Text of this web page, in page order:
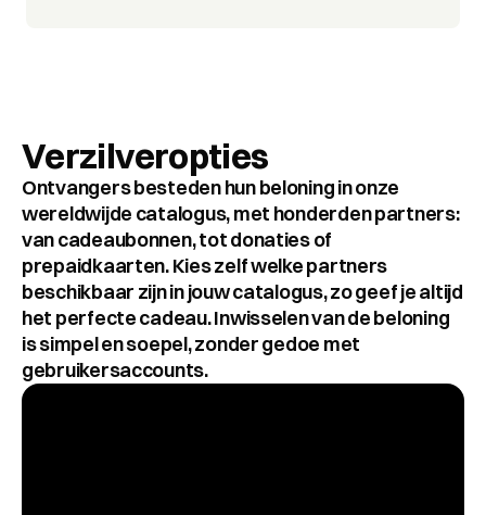
Verzilveropties
Ontvangers besteden hun beloning in onze
wereldwijde catalogus, met honderden partners:
van cadeaubonnen, tot donaties of
prepaidkaarten. Kies zelf welke partners
beschikbaar zijn in jouw catalogus, zo geef je altijd
het perfecte cadeau. Inwisselen van de beloning
is simpel en soepel, zonder gedoe met
gebruikersaccounts.